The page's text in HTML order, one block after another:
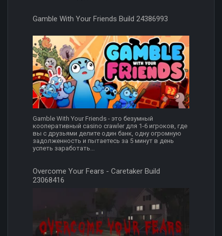
Gamble With Your Friends Build 24386993
Gamble With Your Friends - это безумный
кооперативный casino crawler для 1-6 игроков, где
вы с друзьями делите один банк, одну огромную
задолженность и пытаетесь за 5 минут в день
успеть заработать...
Overcome Your Fears - Caretaker Build
23068416